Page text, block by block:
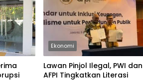
Ekonomi
Lawan Pinjol Ilegal, PWI dan
AFPI Tingkatkan Literasi